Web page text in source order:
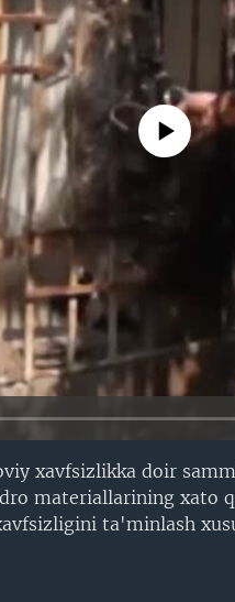
No media source
xavfsizlikka doir
materiallarining xato
ta'minlash